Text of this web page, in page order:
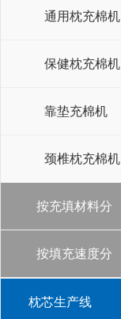
通用枕充棉机
保健枕充棉机
靠垫充棉机
颈椎枕充棉机
按充填材料分
按填充速度分
枕芯生产线